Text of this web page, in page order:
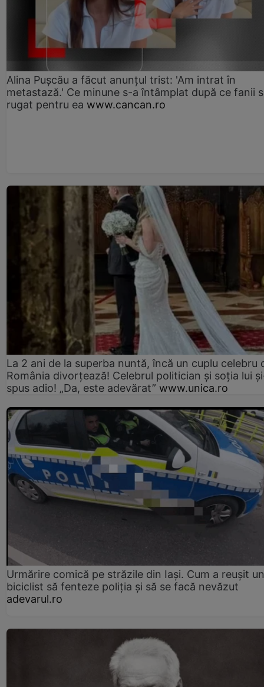
Alina Pușcău a făcut anunțul trist: 'Am intrat în
metastază.' Ce minune s-a întâmplat după ce fanii
rugat pentru ea www.cancan.ro
La 2 ani de la superba nuntă, încă un cuplu celebru
România divorțează! Celebrul politician și soția lui
spus adio! „Da, este adevărat” www.unica.ro
Urmărire comică pe străzile din Iași. Cum a reușit un
biciclist să fenteze poliția și să se facă nevăzut
adevarul.ro